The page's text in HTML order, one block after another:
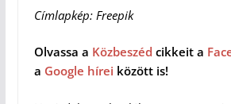
Címlapkép: Freepik
Olvassa a Közbeszéd cikkeit a
a Google hírei között is!